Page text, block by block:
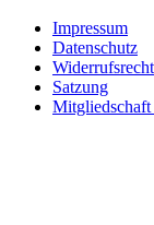
Impressum
Datenschutz
Widerrufsrecht
Satzung
Mitgliedschaft